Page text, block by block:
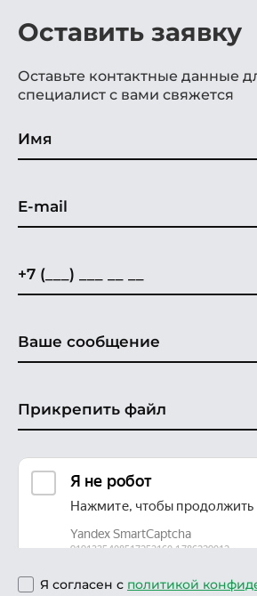
Оставить заявку
Оставьте контактные данные
специалист с вами свяжется
Прикрепить файл
Я согласен с политикой